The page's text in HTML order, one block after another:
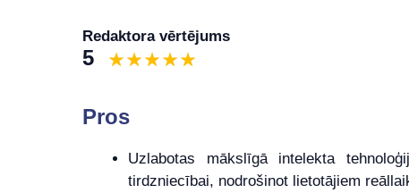
Redaktora vērtējums
5
Pros
Uzlabotas mākslīgā intelekta
tirdzniecībai, nodrošinot lietotājiem